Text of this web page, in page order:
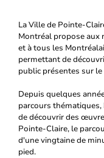
La Ville de Pointe-
Montréal propose aux
et à tous les
permettant de
public présentes sur
Depuis quelques
parcours
de découvrir des
Pointe-Claire, le
d'une vingtaine de
pied.